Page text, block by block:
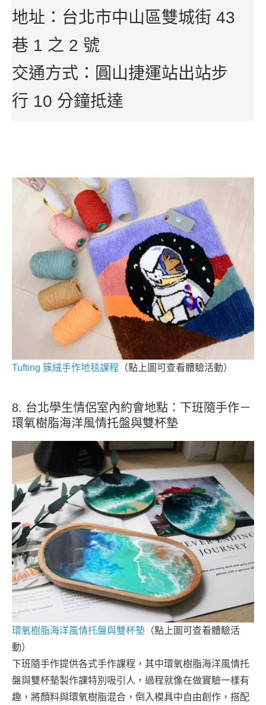
地址：台北市中山區雙城街 43
巷 1 之 2 號
交通方式：圓山捷運站出站步
行 10 分鐘抵達
Tufting 簇絨手作地毯課程 （點上圖可查看體驗活動）
8. 台北學生情侶室內約會地點：下班隨手作－
環氧樹脂海洋風情托盤與雙杯墊
環氧樹脂海洋風情托盤與雙杯墊 （點上圖可查看體驗活
動）
下班隨手作提供各式手作課程，其中環氧樹脂海洋風情托
盤與雙杯墊製作課特別吸引人，過程就像在做實驗一樣有
趣，將顏料與環氧樹脂混合，倒入模具中自由創作，搭配